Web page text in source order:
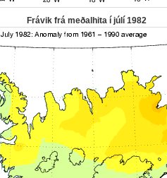
Frávik frá meðalhita í júlí 1982